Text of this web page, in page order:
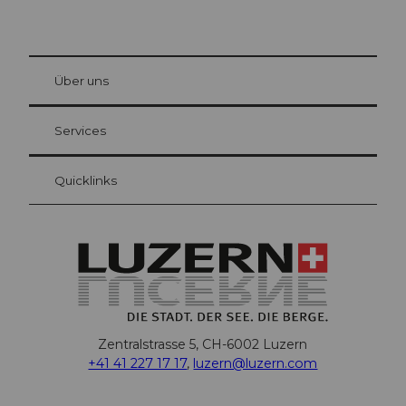
Gästekarte Luzern
Ihre Vorteile als Übernachtungsgast
at Bre
Über uns
Services
Quicklinks
Zentralstrasse 5, CH-6002 Luzern
+41 41 227 17 17, luzern@luzern.com